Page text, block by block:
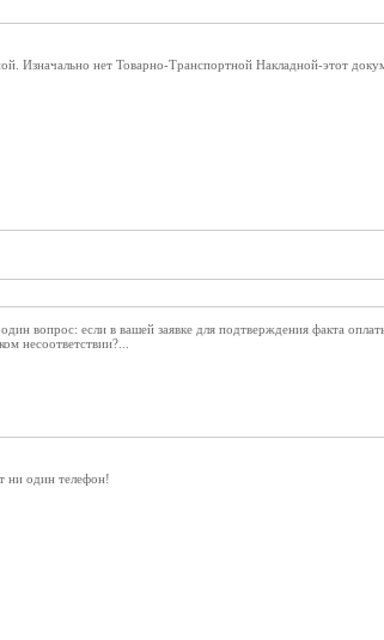
Изначально нет Товарно-Транспортной Накладной-этот
вопрос: если в вашей заявке для подтверждения факта
несоответствии?...
ни один телефон!